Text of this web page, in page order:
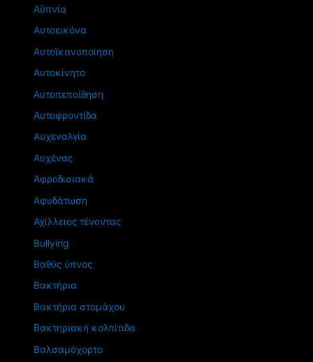
Αϋπνία
Αυτοεικόνα
Αυτοϊκανοποίηση
Αυτοκίνητο
Αυτοπεποίθηση
Αυτοφροντίδα
Αυχεναλγία
Αυχένας
Αφροδισιακά
Αφυδάτωση
Αχίλλειος τένοντας
Βullying
Βαθύς ύπνος
Βακτήρια
Βακτήρια στομάχου
Βακτηριακή κολπίτιδα
Βαλσαμόχορτο